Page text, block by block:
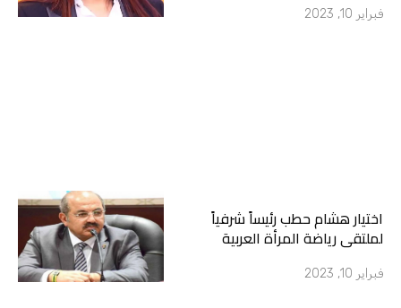
فبراير 10, 2023
اختيار هشام حطب رئيساً شرفياً
لملتقى رياضة المرأة العربية
فبراير 10, 2023